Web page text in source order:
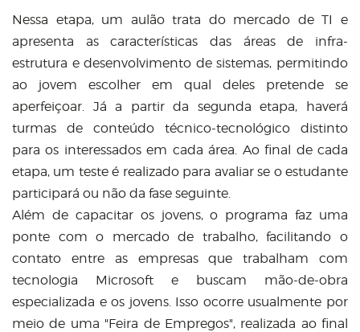
Nessa etapa, um aulão trata do mercado de TI e
apresenta as características das áreas de infra-
estrutura e desenvolvimento de sistemas, permitindo
ao jovem escolher em qual deles pretende se
aperfeiçoar. Já a partir da segunda etapa, haverá
turmas de conteúdo técnico-tecnológico distinto
para os interessados em cada área. Ao final de cada
etapa, um teste é realizado para avaliar se o estudante
participará ou não da fase seguinte.
Além de capacitar os jovens, o programa faz uma
ponte com o mercado de trabalho, facilitando o
contato entre as empresas que trabalham com
tecnologia Microsoft e buscam mão-de-obra
especializada e os jovens. Isso ocorre usualmente por
meio de uma "Feira de Empregos", realizada ao final